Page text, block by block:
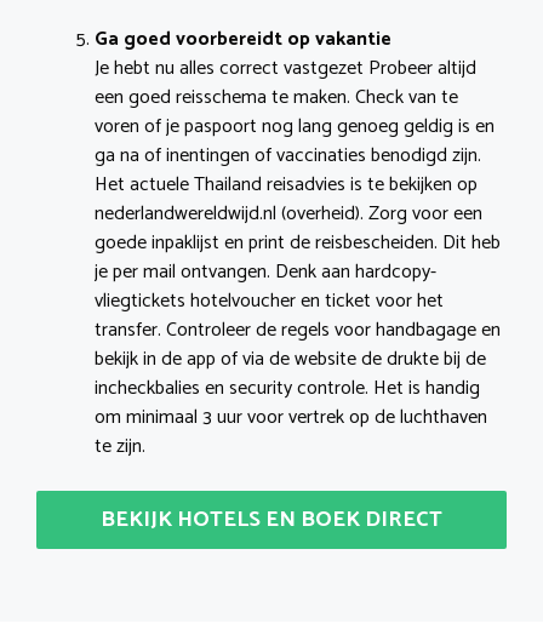
Ga goed voorbereidt op vakantie
Je hebt nu alles correct vastgezet Probeer altijd
een goed reisschema te maken. Check van te
voren of je paspoort nog lang genoeg geldig is en
ga na of inentingen of vaccinaties benodigd zijn.
Het actuele Thailand reisadvies is te bekijken op
nederlandwereldwijd.nl (overheid). Zorg voor een
goede inpaklijst en print de reisbescheiden. Dit heb
je per mail ontvangen. Denk aan hardcopy-
vliegtickets hotelvoucher en ticket voor het
transfer. Controleer de regels voor handbagage en
bekijk in de app of via de website de drukte bij de
incheckbalies en security controle. Het is handig
om minimaal 3 uur voor vertrek op de luchthaven
te zijn.
BEKIJK HOTELS EN BOEK DIRECT